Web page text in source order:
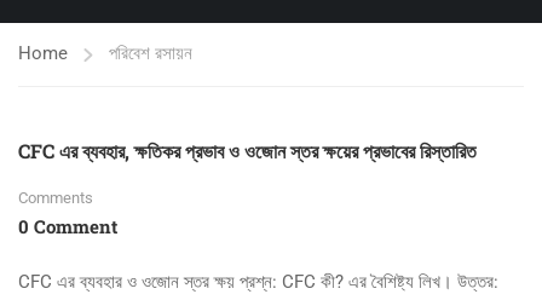
Home পরিবেশ রসায়ন
CFC এর ব্যবহার, ক্ষতিকর প্রভাব ও ওজোন স্তর ক্ষয়ের প্রভাবের রিস্তারিত
Comments
0 Comment
CFC এর ব্যবহার ও ওজোন স্তর ক্ষয় প্রশ্ন: CFC কী? এর বৈশিষ্ট্য লিখ। উত্তর: